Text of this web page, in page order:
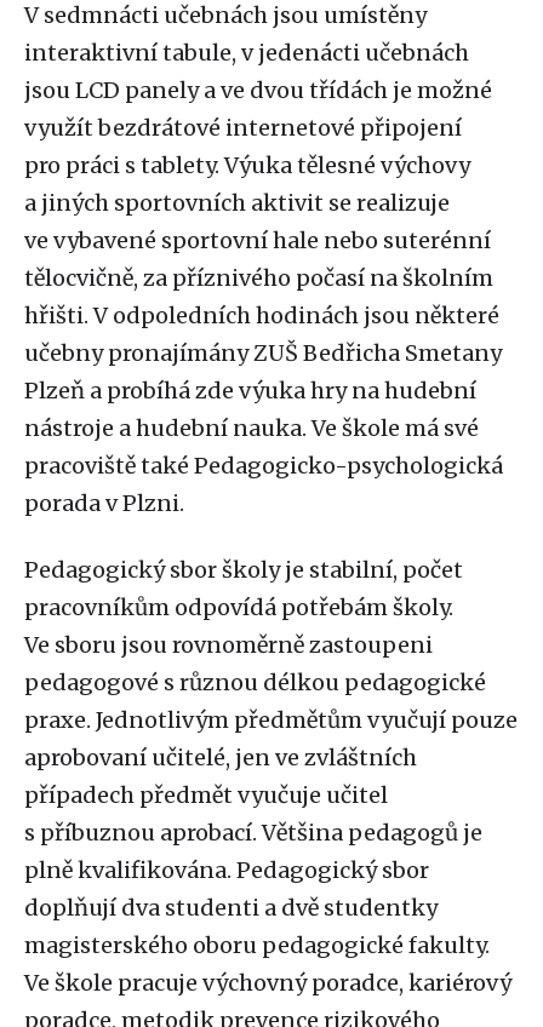
V sedmnácti učebnách jsou umístěny
interaktivní tabule, v jedenácti učebnách
jsou LCD panely a ve dvou třídách je možné
využít bezdrátové internetové připojení
pro práci s tablety. Výuka tělesné výchovy
a jiných sportovních aktivit se realizuje
ve vybavené sportovní hale nebo suterénní
tělocvičně, za příznivého počasí na školním
hřišti. V odpoledních hodinách jsou některé
učebny pronajímány ZUŠ Bedřicha Smetany
Plzeň a probíhá zde výuka hry na hudební
nástroje a hudební nauka. Ve škole má své
pracoviště také Pedagogicko-psychologická
porada v Plzni.
Pedagogický sbor školy je stabilní, počet
pracovníkům odpovídá potřebám školy.
Ve sboru jsou rovnoměrně zastoupeni
pedagogové s různou délkou pedagogické
praxe. Jednotlivým předmětům vyučují pouze
aprobovaní učitelé, jen ve zvláštních
případech předmět vyučuje učitel
s příbuznou aprobací. Většina pedagogů je
plně kvalifikována. Pedagogický sbor
doplňují dva studenti a dvě studentky
magisterského oboru pedagogické fakulty.
Ve škole pracuje výchovný poradce, kariérový
poradce, metodik prevence rizikového